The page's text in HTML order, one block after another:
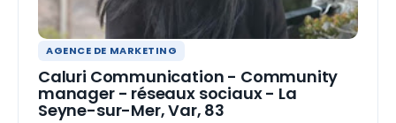
AGENCE DE MARKETING
Caluri Communication - Community
manager - réseaux sociaux - La
Seyne-sur-Mer, Var, 83